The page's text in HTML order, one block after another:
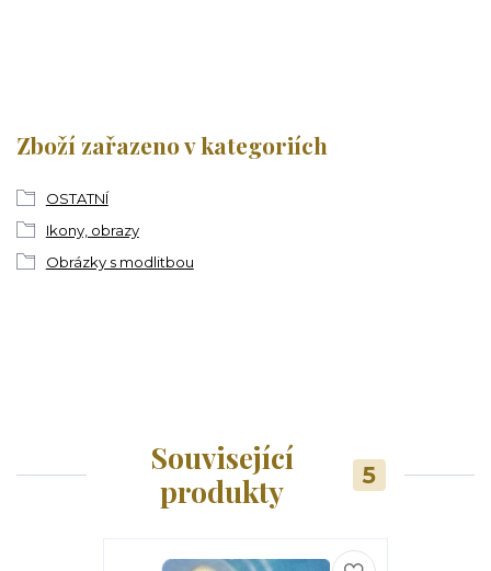
Zboží zařazeno v kategoriích
OSTATNÍ
Ikony, obrazy
Obrázky s modlitbou
Související
produkty
5